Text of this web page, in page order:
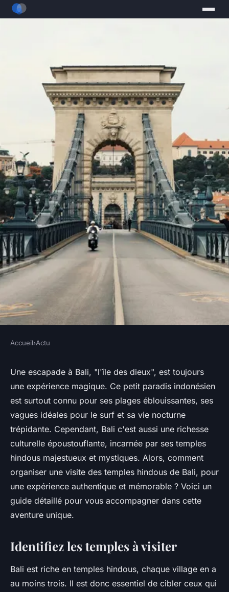
Comment organiser une visite
des temples hindous de Bali,
Indonésie ?
Mathilde•30 juin 2024•6 min de lecture
Accueil›Actu
Une escapade à Bali, "l'île des dieux", est toujours
une expérience magique. Ce petit paradis indonésien
est surtout connu pour ses plages éblouissantes, ses
vagues idéales pour le surf et sa vie nocturne
trépidante. Cependant, Bali c'est aussi une richesse
culturelle époustouflante, incarnée par ses temples
hindous majestueux et mystiques. Alors, comment
organiser une visite des temples hindous de Bali, pour
une expérience authentique et mémorable ? Voici un
guide détaillé pour vous accompagner dans cette
aventure unique.
Identifiez les temples à visiter
Bali est riche en temples hindous, chaque village en a
au moins trois. Il est donc essentiel de cibler ceux qui